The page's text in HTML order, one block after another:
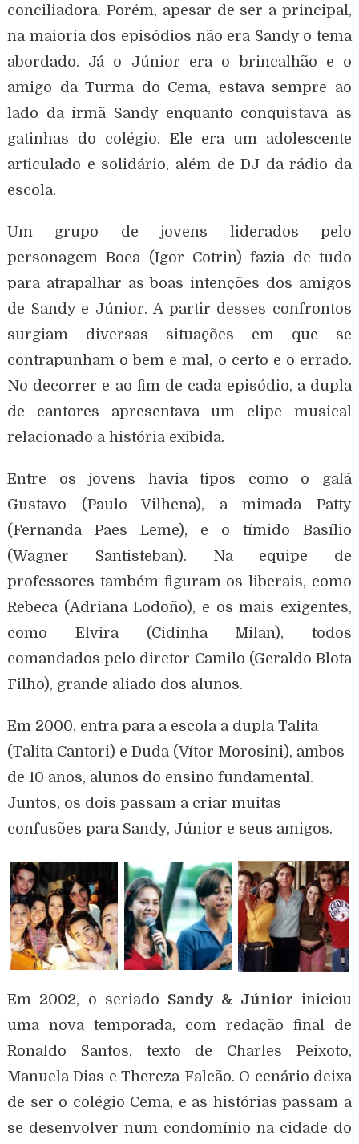
conciliadora. Porém, apesar de ser a principal,
na maioria dos episódios não era Sandy o tema
abordado. Já o Júnior era o brincalhão e o
amigo da Turma do Cema, estava sempre ao
lado da irmã Sandy enquanto conquistava as
gatinhas do colégio. Ele era um adolescente
articulado e solidário, além de DJ da rádio da
escola.
Um grupo de jovens liderados pelo
personagem Boca (Igor Cotrin) fazia de tudo
para atrapalhar as boas intenções dos amigos
de Sandy e Júnior. A partir desses confrontos
surgiam diversas situações em que se
contrapunham o bem e mal, o certo e o errado.
No decorrer e ao fim de cada episódio, a dupla
de cantores apresentava um clipe musical
relacionado a história exibida.
Entre os jovens havia tipos como o galã
Gustavo (Paulo Vilhena), a mimada Patty
(Fernanda Paes Leme), e o tímido Basílio
(Wagner Santisteban). Na equipe de
professores também figuram os liberais, como
Rebeca (Adriana Lodoño), e os mais exigentes,
como Elvira (Cidinha Milan), todos
comandados pelo diretor Camilo (Geraldo Blota
Filho), grande aliado dos alunos.
Em 2000, entra para a escola a dupla Talita
(Talita Cantori) e Duda (Vítor Morosini), ambos
de 10 anos, alunos do ensino fundamental.
Juntos, os dois passam a criar muitas
confusões para Sandy, Júnior e seus amigos.
Em 2002, o seriado Sandy & Júnior iniciou
uma nova temporada, com redação final de
Ronaldo Santos, texto de Charles Peixoto,
Manuela Dias e Thereza Falcão. O cenário deixa
de ser o colégio Cema, e as histórias passam a
se desenvolver num condomínio na cidade do